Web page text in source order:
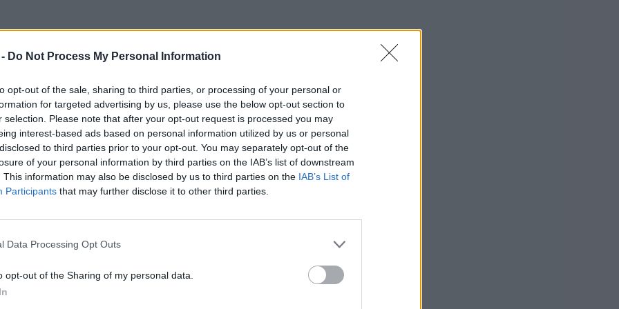
Do Not Process My Personal Information
opt-out of the sale, sharing to third parties, or processing of your personal or
for targeted advertising by us, please use the below opt-out section to
selection. Please note that after your opt-out request is processed you may
interest-based ads based on personal information utilized by us or personal
to third parties prior to your opt-out. You may separately opt-out of the
of your personal information by third parties on the IAB’s list of downstream
This information may also be disclosed by us to third parties on the IAB’s List of
Participants that may further disclose it to other third parties.
Data Processing Opt Outs
opt-out of the Sharing of my personal data.
forognak kockán
Szemle 1 perc
Súlyos csapás érte a globális